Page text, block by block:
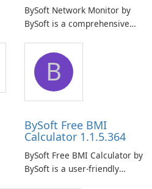
BySoft Network Monitor by
BySoft is a comprehensive
designed to help businesses
effectively manage their
network infrastructure.
B
BySoft Free BMI
Calculator 1.1.5.364
BySoft Free BMI Calculator by
BySoft is a user-friendly